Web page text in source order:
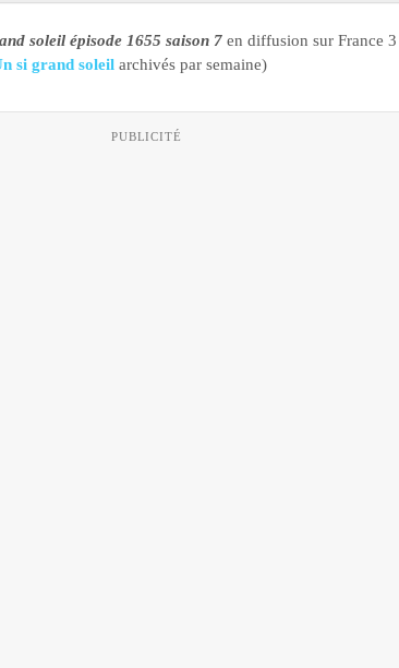
soleil épisode 1655 saison 7 en diffusion sur France
si grand soleil archivés par semaine)
PUBLICITÉ